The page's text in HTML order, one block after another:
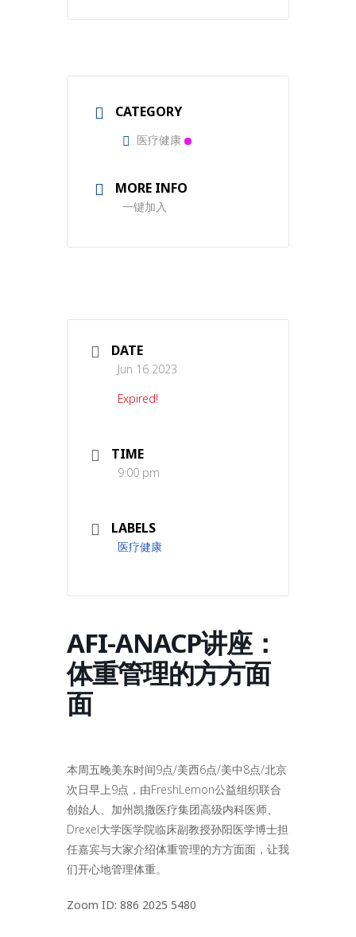
CATEGORY
医疗健康
MORE INFO
一键加入
DATE
Jun 16 2023
Expired!
TIME
9:00 pm
LABELS
医疗健康
AFI-ANACP讲座：
体重管理的方方面
面
本周五晚美东时间9点/美西6点/美中8点/北京
次日早上9点，由FreshLemon公益组织联合
创始人、 加州凯撒医疗集团高级内科医师、
Drexel大学医学院临床副教授孙阳医学博士担
任嘉宾与大家介绍体重管理的方方面面 ，让我
们开心地管理体重。
Zoom ID: 886 2025 5480